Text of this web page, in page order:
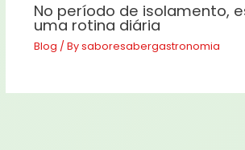
No período de isolamento,
uma rotina diária
Blog / Bysaboresabergastronomia